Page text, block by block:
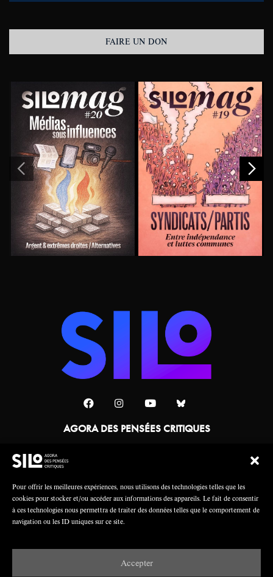
Pour offrir les meilleures expériences, nous utilisons des technologies telles que les
cookies pour stocker et/ou accéder aux informations des appareils. Le fait de consentir
à ces technologies nous permettra de traiter des données telles que le comportement de
navigation ou les ID uniques sur ce site.
Accepter
FAIRE UN DON
AGORA DES PENSÉES CRITIQUES